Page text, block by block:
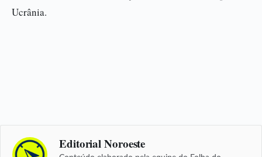
Ucrânia.
Editorial Noroeste